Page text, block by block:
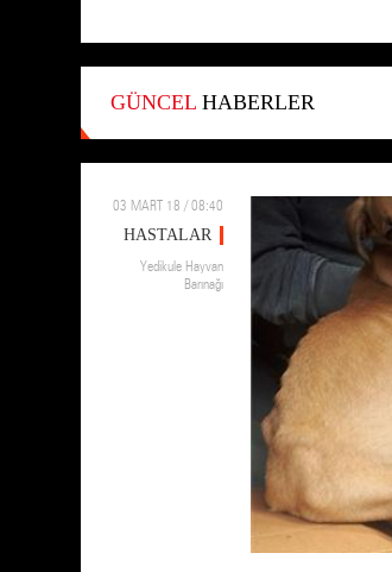
GÜNCELHABERLER
03 MART 18 / 08:40
HASTALAR
Yedikule Hayvan
Barınağı